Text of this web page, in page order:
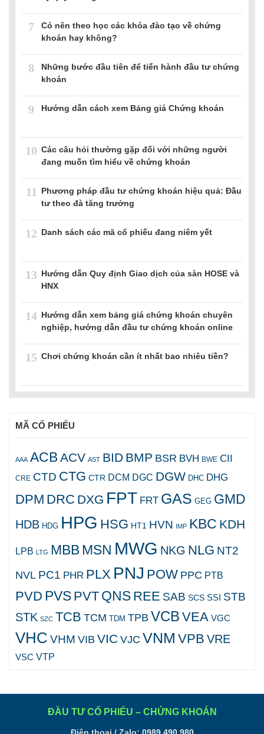
7
Có nên theo học các khóa đào tạo về chứng
khoán hay không?
8
Những bước đầu tiên để tiến hành đầu tư chứng
khoán
9 Hướng dẫn cách xem Bảng giá Chứng khoán
10 Các câu hỏi thường gặp đối với những người
đang muốn tìm hiểu về chứng khoán
11 Phương pháp đầu tư chứng khoán hiệu quả: Đầu
tư theo đà tăng trưởng
12 Danh sách các mã cổ phiếu đang niêm yết
13 Hướng dẫn Quy định Giao dịch của sàn HOSE và
HNX
14 Hướng dẫn xem bảng giá chứng khoán chuyên
nghiệp, hướng dẫn đầu tư chứng khoán online
15 Chơi chứng khoán cần ít nhất bao nhiêu tiền?
MÃ CỔ PHIẾU
AAA ACBACV AST BID BMP BSR BVH BWE CII
CRE CTD CTG CTR DCM DGC DGW DHC DHG
DPM DRC DXG FPT FRT GAS GEG GMD
HDB HDG HPG HSG HT1 HVN IMP KBC KDH
LPB LTG MBBMSN MWG NKG NLG NT2
NVL PC1 PHR PLX PNJ POW PPC PTB
PVD PVS PVT QNS REE SAB SCS SSI STB
STK SZC TCB TCM TDM TPB VCB VEA VGC
VHC VHM VIB VICVJC VNM VPB VRE
VSC VTP
ĐẦU TƯ CỔ PHIẾU – CHỨNG KHOÁN